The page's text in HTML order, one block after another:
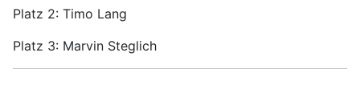
Platz 2: Timo Lang
Platz 3: Marvin Steglich